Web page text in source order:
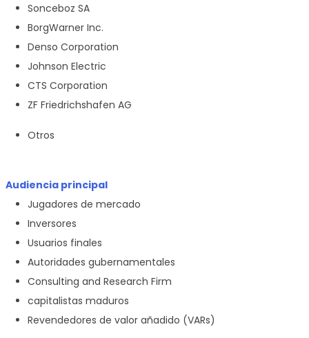
Sonceboz SA
BorgWarner Inc.
Denso Corporation
Johnson Electric
CTS Corporation
ZF Friedrichshafen AG
Otros
Audiencia principal
Jugadores de mercado
Inversores
Usuarios finales
Autoridades gubernamentales
Consulting and Research Firm
capitalistas maduros
Revendedores de valor añadido (VARs)